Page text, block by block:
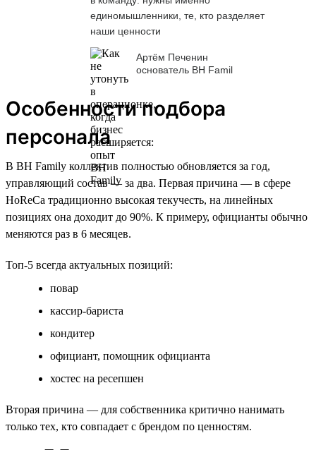
единомышленники, те, кто разделяет
наши ценности
Артём Печенин
основатель BH Famil
Особенности подбора
персонала
В BH Family коллектив полностью обновляется за год,
управляющий состав — за два. Первая причина — в сфере
HoReCa традиционно высокая текучесть, на линейных
позициях она доходит до 90%. К примеру, официанты обычно
меняются раз в 6 месяцев.
Топ-5 всегда актуальных позиций:
повар
кассир-бариста
кондитер
официант, помощник официанта
хостес на ресепшен
Вторая причина — для собственника критично нанимать
только тех, кто совпадает с брендом по ценностям.